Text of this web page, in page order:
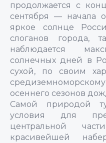
продолжается с
сентября — начала
яркое солнце
слоганов города,
наблюдается
солнечных дней в
сухой, по своим
осеннего сезонов
Самой природой
условия для
центральной
красивейшей